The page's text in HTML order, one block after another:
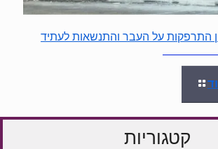
התרפקות על העבר והתנשאות לעתיד
קטגוריות